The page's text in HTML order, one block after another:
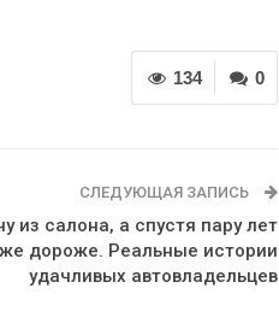
0
134
СЛЕДУЮЩАЯ ЗАПИСЬ
из салона, а спустя пару лет
дороже. Реальные истории
удачливых автовладельцев